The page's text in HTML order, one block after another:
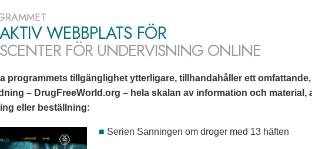
WEBBPLATS FÖR
FÖR UNDERVISNING ONLINE
programmets tillgänglighet ytterligare, tillhandahåller ett
– DrugFreeWorld.org – hela skalan av information och material,
eller beställning:
■ Serien Sanningen om droger med 13 häften